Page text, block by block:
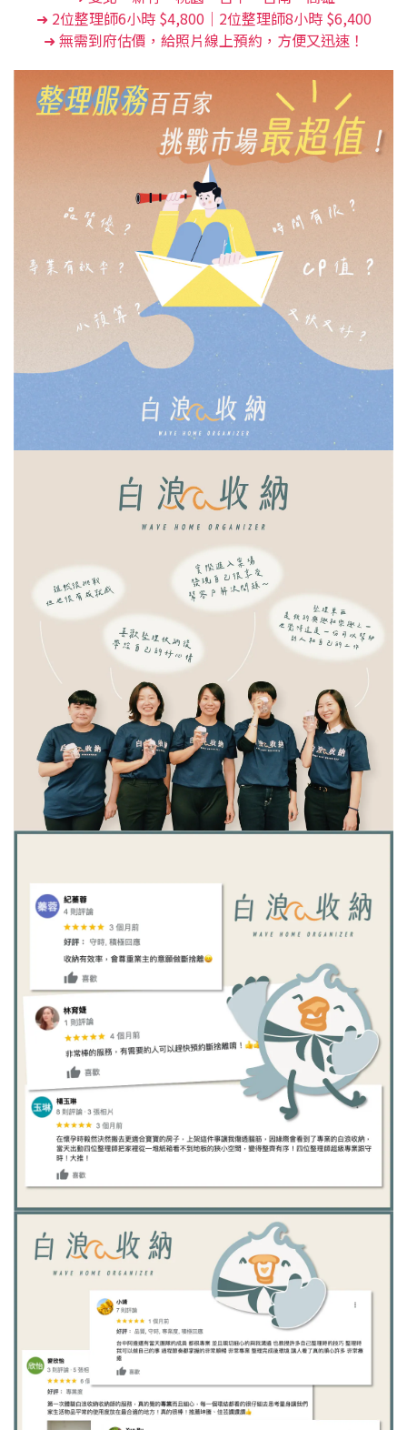
➜ 2位整理師6小時 $4,800｜2位整理師8小時 $6,400
➜ 無需到府估價，給照片線上預約，方便又迅速！